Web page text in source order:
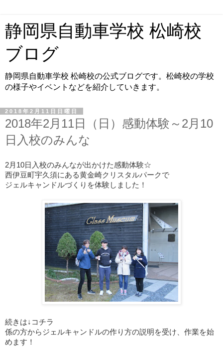
静岡県自動車学校 松崎校
ブログ
静岡県自動車学校 松崎校の公式ブログです。松崎校の学校
の様子やイベントなどを紹介していきます。
2018年2月11日日曜日
2018年2月11日（日）感動体験～2月10
日入校のみんな
2月10日入校のみんなが出かけた感動体験☆
西伊豆町宇久須にある黄金崎クリスタルパークで
ジェルキャンドルづくりを体験しました！
続きは↓コチラ
係の方からジェルキャンドルの作り方の説明を受け、作業を始
めます！